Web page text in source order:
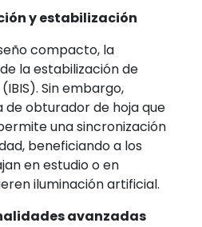
y estabilización
compacto, la
la estabilización de
Sin embargo,
obturador de hoja que
una sincronización
beneficiando a los
en estudio o en
iluminación artificial.
avanzadas